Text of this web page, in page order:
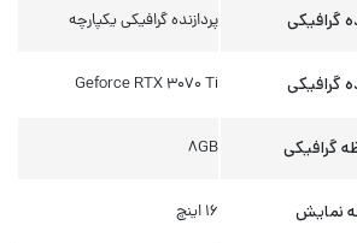
گرافیکی پردازنده گرافیکی یکپارچه
گرافیکی Geforce RTX 3070 Ti
8GB
نمایش